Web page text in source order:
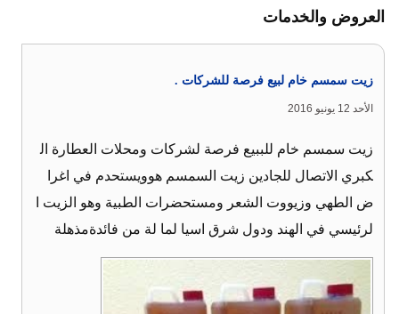
العروض والخدمات
زيت سمسم خام لبيع فرصة للشركات .
الأحد 12 يونيو 2016
زيت سمسم خام للببيع فرصة لشركات ومحلات العطارة ال
كبري الاتصال للجادين زيت السمسم هوويستحدم في اغرا
ض الطهي وزيووت الشعر ومستحضرات الطبية وهو الزيت ا
لرئيسي في الهند ودول شرق اسيا لما لة من فائدةمذهلة